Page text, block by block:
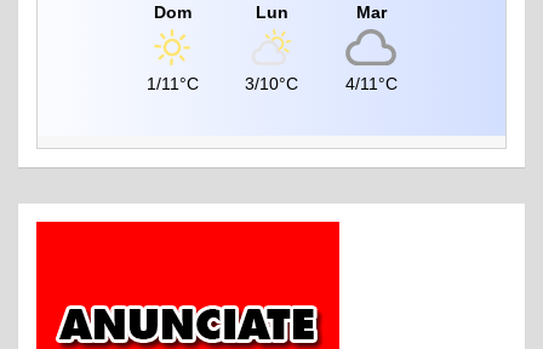
Dom
1/11°C
Lun
3/10°C
Mar
4/11°C